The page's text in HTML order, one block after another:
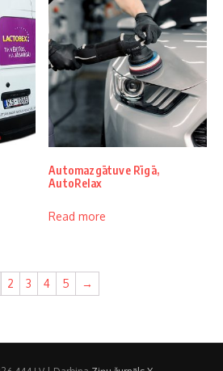
Automazgātuve Rīgā,
AutoRelax
Read more
2 3 4 5 →